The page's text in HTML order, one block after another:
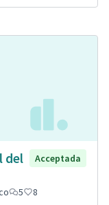
del
Acceptada
5 8